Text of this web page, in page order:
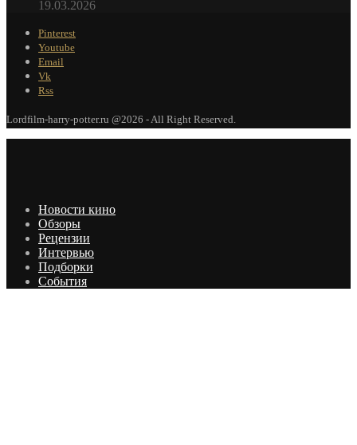
19.03.2026
Pinterest
Youtube
Email
Vk
Rss
Lordfilm-harry-potter.ru @2026 - All Right Reserved.
Новости кино
Обзоры
Рецензии
Интервью
Подборки
События